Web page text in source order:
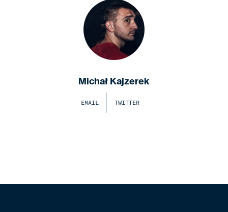
Michał Kajzerek
EMAIL TWITTER